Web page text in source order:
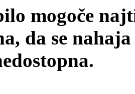
mogoče
da se